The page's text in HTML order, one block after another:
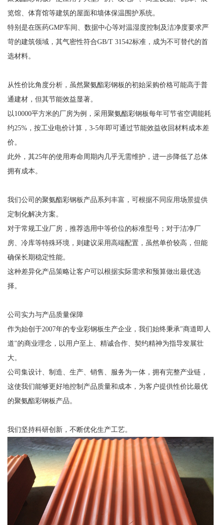
览馆、体育馆等建筑的屋面和墙体保温围护系统。
特别是在医药GMP车间、数据中心等对温湿度控制及洁净度要求严
苛的建筑领域，其气密性符合GB/T 31542标准，成为不可替代的首
选材料。
从性价比角度分析，虽然聚氨酯彩钢板的初始采购价格可能高于普
通建材，但其节能效益显著。
以10000平方米的厂房为例，采用聚氨酯彩钢板每年可节省空调能耗
约25%，按工业电价计算，3-5年即可通过节能效益收回材料成本差
价。
此外，其25年的使用寿命周期内几乎无需维护，进一步降低了总体
拥有成本。
我们公司的聚氨酯彩钢板产品系列丰富，可根据不同应用场景提供
定制化解决方案。
对于常规工业厂房，推荐选用中等价位的标准型号；对于洁净厂
房、冷库等特殊环境，则建议采用高端配置，虽然单价较高，但能
确保长期稳定性能。
这种差异化产品策略让客户可以根据实际需求和预算做出最优选
择。
公司实力与产品质量保障
作为始创于2007年的专业彩钢板生产企业，我们始终秉承"商道即人
道"的商业理念，以用户至上、精诚合作、契约精神为指导发展壮
大。
公司集设计、制造、生产、销售、服务为一体，拥有完整产业链，
这使我们能够更好地控制产品质量和成本，为客户提供性价比最优
的聚氨酯彩钢板产品。
我们坚持科研创新，不断优化生产工艺。